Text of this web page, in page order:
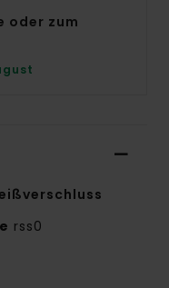
oder zum
rss0